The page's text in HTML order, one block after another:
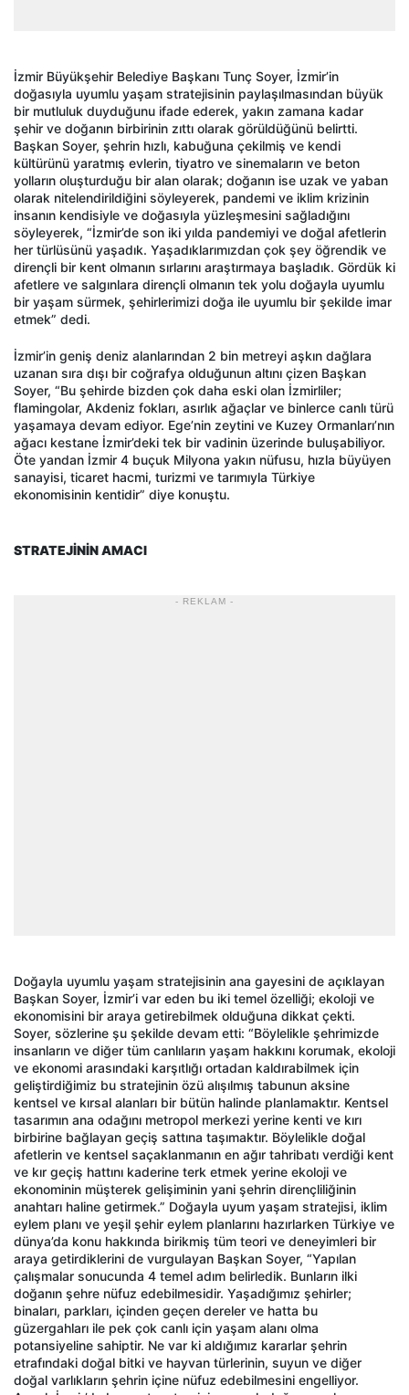
İzmir Büyükşehir Belediye Başkanı Tunç Soyer, İzmir’in
doğasıyla uyumlu yaşam stratejisinin paylaşılmasından büyük
bir mutluluk duyduğunu ifade ederek, yakın zamana kadar
şehir ve doğanın birbirinin zıttı olarak görüldüğünü belirtti.
Başkan Soyer, şehrin hızlı, kabuğuna çekilmiş ve kendi
kültürünü yaratmış evlerin, tiyatro ve sinemaların ve beton
yolların oluşturduğu bir alan olarak; doğanın ise uzak ve yaban
olarak nitelendirildiğini söyleyerek, pandemi ve iklim krizinin
insanın kendisiyle ve doğasıyla yüzleşmesini sağladığını
söyleyerek, “İzmir’de son iki yılda pandemiyi ve doğal afetlerin
her türlüsünü yaşadık. Yaşadıklarımızdan çok şey öğrendik ve
dirençli bir kent olmanın sırlarını araştırmaya başladık. Gördük ki
afetlere ve salgınlara dirençli olmanın tek yolu doğayla uyumlu
bir yaşam sürmek, şehirlerimizi doğa ile uyumlu bir şekilde imar
etmek” dedi.
İzmir’in geniş deniz alanlarından 2 bin metreyi aşkın dağlara
uzanan sıra dışı bir coğrafya olduğunun altını çizen Başkan
Soyer, “Bu şehirde bizden çok daha eski olan İzmirliler;
flamingolar, Akdeniz fokları, asırlık ağaçlar ve binlerce canlı türü
yaşamaya devam ediyor. Ege’nin zeytini ve Kuzey Ormanları’nın
ağacı kestane İzmir’deki tek bir vadinin üzerinde buluşabiliyor.
Öte yandan İzmir 4 buçuk Milyona yakın nüfusu, hızla büyüyen
sanayisi, ticaret hacmi, turizmi ve tarımıyla Türkiye
ekonomisinin kentidir” diye konuştu.
STRATEJİNİN AMACI
- REKLAM -
Doğayla uyumlu yaşam stratejisinin ana gayesini de açıklayan
Başkan Soyer, İzmir’i var eden bu iki temel özelliği; ekoloji ve
ekonomisini bir araya getirebilmek olduğuna dikkat çekti.
Soyer, sözlerine şu şekilde devam etti: “Böylelikle şehrimizde
insanların ve diğer tüm canlıların yaşam hakkını korumak, ekoloji
ve ekonomi arasındaki karşıtlığı ortadan kaldırabilmek için
geliştirdiğimiz bu stratejinin özü alışılmış tabunun aksine
kentsel ve kırsal alanları bir bütün halinde planlamaktır. Kentsel
tasarımın ana odağını metropol merkezi yerine kenti ve kırı
birbirine bağlayan geçiş sattına taşımaktır. Böylelikle doğal
afetlerin ve kentsel saçaklanmanın en ağır tahribatı verdiği kent
ve kır geçiş hattını kaderine terk etmek yerine ekoloji ve
ekonominin müşterek gelişiminin yani şehrin dirençliliğinin
anahtarı haline getirmek.” Doğayla uyum yaşam stratejisi, iklim
eylem planı ve yeşil şehir eylem planlarını hazırlarken Türkiye ve
dünya’da konu hakkında birikmiş tüm teori ve deneyimleri bir
araya getirdiklerini de vurgulayan Başkan Soyer, “Yapılan
çalışmalar sonucunda 4 temel adım belirledik. Bunların ilki
doğanın şehre nüfuz edebilmesidir. Yaşadığımız şehirler;
binaları, parkları, içinden geçen dereler ve hatta bu
güzergahları ile pek çok canlı için yaşam alanı olma
potansiyeline sahiptir. Ne var ki aldığımız kararlar şehrin
etrafındaki doğal bitki ve hayvan türlerinin, suyun ve diğer
doğal varlıkların şehrin içine nüfuz edebilmesini engelliyor.